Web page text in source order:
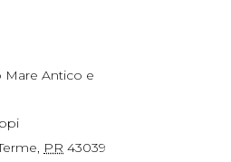
Mare Antico e
, PR 43039